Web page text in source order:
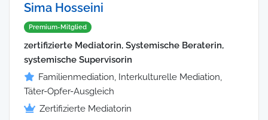
Sima Hosseini
Premium-Mitglied
zertifizierte Mediatorin, Systemische Beraterin,
systemische Supervisorin
Familienmediation, Interkulturelle Mediation,
Täter-Opfer-Ausgleich
Zertifizierte Mediatorin